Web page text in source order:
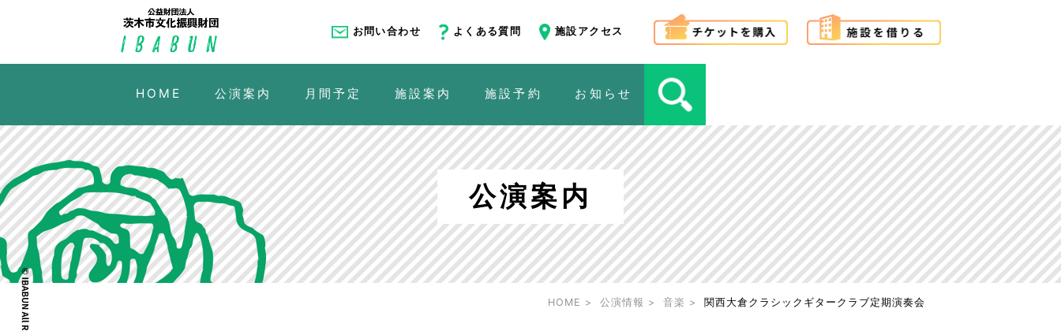
お問い合わせ よくある質問 施設アクセス
HOME 公演案内 月間予定 施設案内 施設予約 お知らせ
公演案内
HOME 公演情報 音楽 関西大倉クラシックギタークラブ定期演奏会